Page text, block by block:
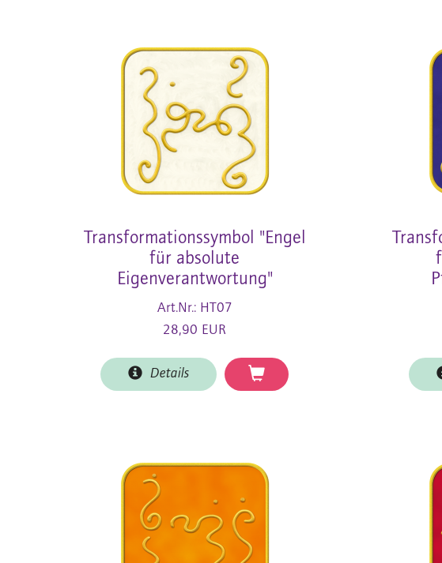
Transformationssymbol "Engel
für absolute
Eigenverantwortung"
Art.Nr.: HT07
28,90 EUR
Details